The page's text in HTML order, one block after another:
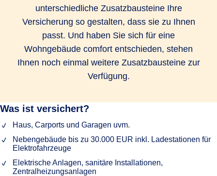
unterschiedliche Zusatzbausteine Ihre
Versicherung so gestalten, dass sie zu Ihnen
passt. Und haben Sie sich für eine
Wohngebäude comfort entschieden, stehen
Ihnen noch einmal weitere Zusatzbausteine zur
Verfügung.
Was ist versichert?
Haus, Carports und Garagen uvm.
Nebengebäude bis zu 30.000 EUR inkl. Ladestationen für
Elektrofahrzeuge
Elektrische Anlagen, sanitäre Installationen,
Zentralheizungsanlagen